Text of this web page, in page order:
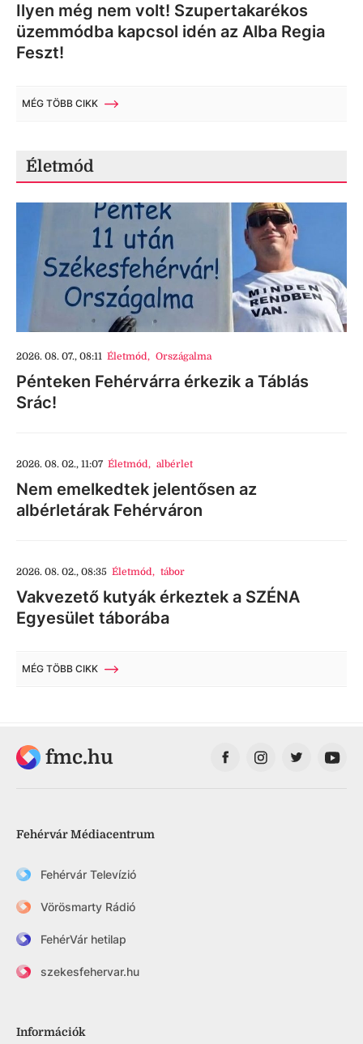
Ilyen még nem volt! Szupertakarékos
üzemmódba kapcsol idén az Alba Regia
Feszt!
MÉG TÖBB CIKK
Életmód
2026. 08. 07., 08:11 Életmód, Országalma
Pénteken Fehérvárra érkezik a Táblás
Srác!
2026. 08. 02., 11:07 Életmód, albérlet
Nem emelkedtek jelentősen az
albérletárak Fehérváron
2026. 08. 02., 08:35 Életmód, tábor
Vakvezető kutyák érkeztek a SZÉNA
Egyesület táborába
MÉG TÖBB CIKK
fmc.hu
Fehérvár Médiacentrum
Fehérvár Televízió
Vörösmarty Rádió
FehérVár hetilap
szekesfehervar.hu
Információk